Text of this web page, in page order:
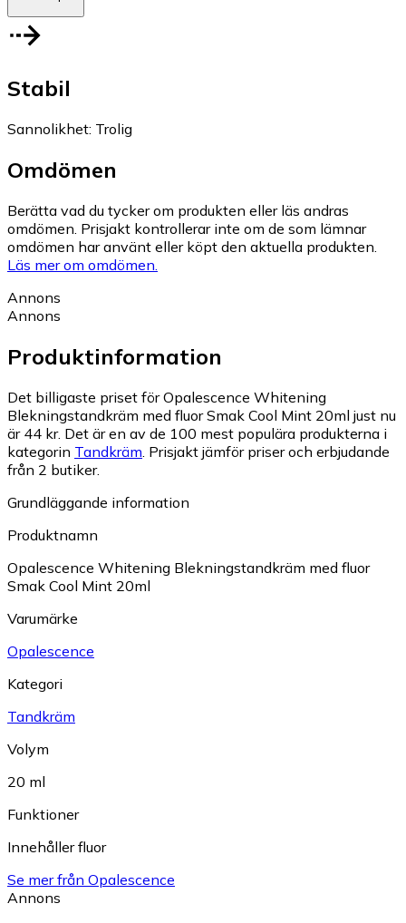
Stabil
Sannolikhet: Trolig
Omdömen
Berätta vad du tycker om produkten eller läs andras
omdömen. Prisjakt kontrollerar inte om de som lämnar
omdömen har använt eller köpt den aktuella produkten.
Läs mer om omdömen.
Annons
Annons
Produktinformation
Det billigaste priset för Opalescence Whitening
Blekningstandkräm med fluor Smak Cool Mint 20ml just nu
är 44 kr. Det är en av de 100 mest populära produkterna i
kategorin Tandkräm Prisjakt jämför priser och erbjudande
från 2 butiker.
Grundläggande information
Produktnamn
Opalescence Whitening Blekningstandkräm med fluor
Smak Cool Mint 20ml
Varumärke
Opalescence
Kategori
Tandkräm
Volym
20 ml
Funktioner
Innehåller fluor
Se mer från Opalescence
Annons